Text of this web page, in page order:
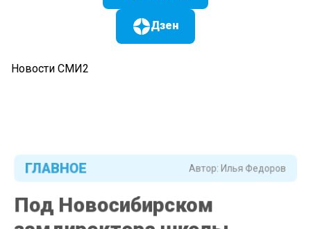
Дзен
Новости СМИ2
Автор:Илья Федоров
ГЛАВНОЕ
Под Новосибирском
замдиректора школы